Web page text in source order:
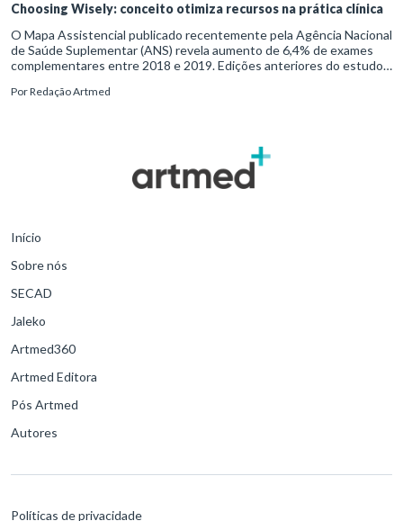
Choosing Wisely: conceito otimiza recursos na prática clínica
O Mapa Assistencial publicado recentemente pela Agência Nacional
de Saúde Suplementar (ANS) revela aumento de 6,4% de exames
complementares entre 2018 e 2019. Edições anteriores do estudo
magnéticas superiores até mesmo aos de países-membros da
PorRedação Artmed
Início
Sobre nós
SECAD
Jaleko
Artmed360
Artmed Editora
Pós Artmed
Autores
Políticas de privacidade